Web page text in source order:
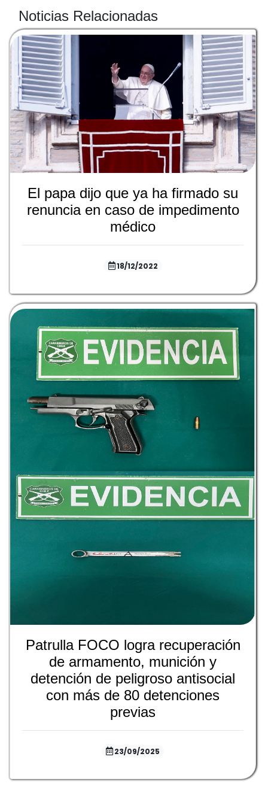
Noticias Relacionadas
El papa dijo que ya ha firmado su
renuncia en caso de impedimento
médico
18/12/2022
Patrulla FOCO logra recuperación
de armamento, munición y
detención de peligroso antisocial
con más de 80 detenciones
previas
23/09/2025